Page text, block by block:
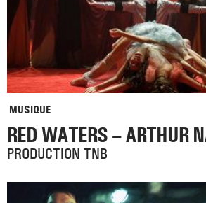
MUSIQUE
RED WATERS – ARTHUR
PRODUCTION TNB